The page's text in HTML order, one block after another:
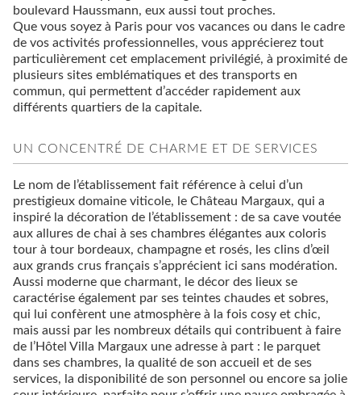
boulevard Haussmann, eux aussi tout proches.
Que vous soyez à Paris pour vos vacances ou dans le cadre
de vos activités professionnelles, vous apprécierez tout
particulièrement cet emplacement privilégié, à proximité de
plusieurs sites emblématiques et des transports en
commun, qui permettent d’accéder rapidement aux
différents quartiers de la capitale.
UN CONCENTRÉ DE CHARME ET DE SERVICES
Le nom de l’établissement fait référence à celui d’un
prestigieux domaine viticole, le Château Margaux, qui a
inspiré la décoration de l’établissement : de sa cave voutée
aux allures de chai à ses chambres élégantes aux coloris
tour à tour bordeaux, champagne et rosés, les clins d’œil
aux grands crus français s’apprécient ici sans modération.
Aussi moderne que charmant, le décor des lieux se
caractérise également par ses teintes chaudes et sobres,
qui lui confèrent une atmosphère à la fois cosy et chic,
mais aussi par les nombreux détails qui contribuent à faire
de l’Hôtel Villa Margaux une adresse à part : le parquet
dans ses chambres, la qualité de son accueil et de ses
services, la disponibilité de son personnel ou encore sa jolie